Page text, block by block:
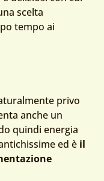
scelta
tempo ai
privo
anche un
quindi energia
ed è il